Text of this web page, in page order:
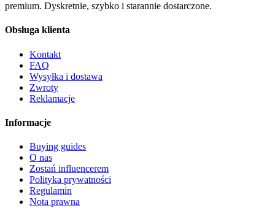
premium. Dyskretnie, szybko i starannie dostarczone.
Obsługa klienta
Kontakt
FAQ
Wysyłka i dostawa
Zwroty
Reklamacje
Informacje
Buying guides
O nas
Zostań influencerem
Polityka prywatności
Regulamin
Nota prawna